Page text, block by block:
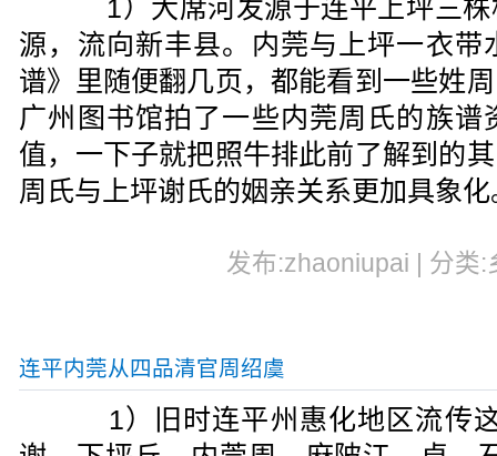
1）大席河发源于连平上坪三株
源，流向新丰县。内莞与上坪一衣带
谱》里随便翻几页，都能看到一些姓
广州图书馆拍了一些内莞周氏的族谱
值，一下子就把照牛排此前了解到的
周氏与上坪谢氏的姻亲关系更加具象化
发布:zhaoniupai | 分类
连平内莞从四品清官周绍虞
1）旧时连平州惠化地区流传这